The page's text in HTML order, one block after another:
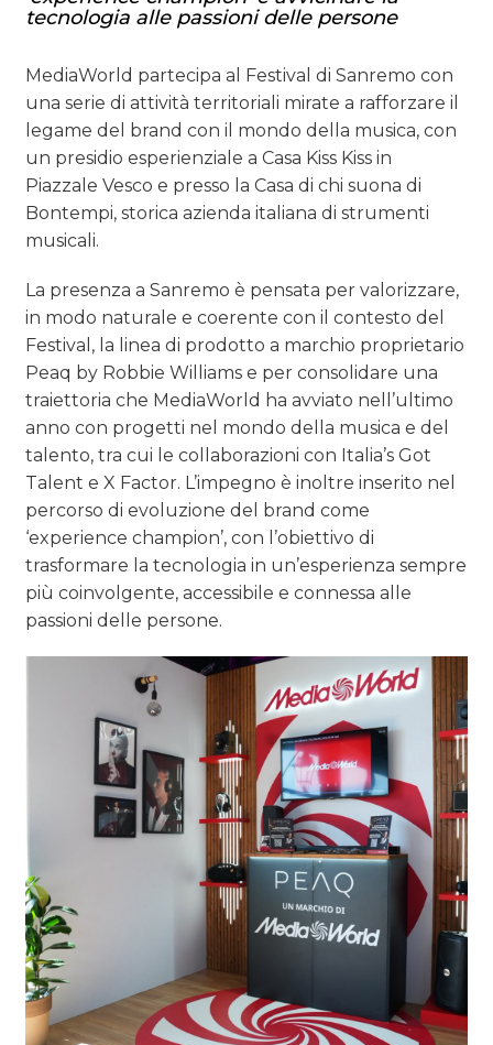
tecnologia alle passioni delle persone
MediaWorld partecipa al Festival di Sanremo con
una serie di attività territoriali mirate a rafforzare il
legame del brand con il mondo della musica, con
un presidio esperienziale a Casa Kiss Kiss in
Piazzale Vesco e presso la Casa di chi suona di
Bontempi, storica azienda italiana di strumenti
musicali.
La presenza a Sanremo è pensata per valorizzare,
in modo naturale e coerente con il contesto del
Festival, la linea di prodotto a marchio proprietario
Peaq by Robbie Williams e per consolidare una
traiettoria che MediaWorld ha avviato nell’ultimo
anno con progetti nel mondo della musica e del
talento, tra cui le collaborazioni con Italia’s Got
Talent e X Factor. L’impegno è inoltre inserito nel
percorso di evoluzione del brand come
‘experience champion’, con l’obiettivo di
trasformare la tecnologia in un’esperienza sempre
più coinvolgente, accessibile e connessa alle
passioni delle persone.